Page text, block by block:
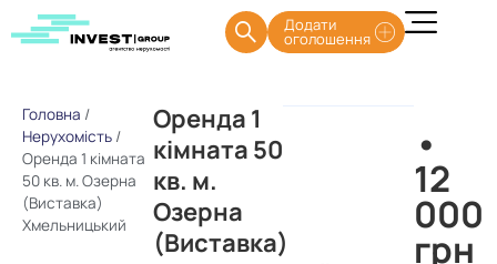
Додати
оголошення
Головна /
Нерухомість /
Оренда 1 кімната
50 кв. м. Озерна
(Виставка)
Хмельницький
Оренда 1
кімната 50
кв. м.
Озерна
(Виставка)
•
12
000
грн